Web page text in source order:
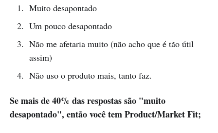
Muito desapontado
Um pouco desapontado
Não me afetaria muito (não acho que é tão útil
assim)
Não uso o produto mais, tanto faz.
Se mais de 40% das respostas são "muito
desapontado", então você tem Product/Market Fit;